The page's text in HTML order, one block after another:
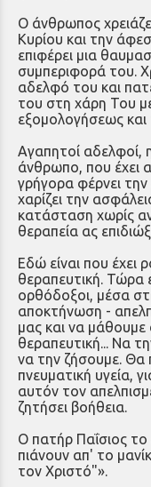
Ο άνθρωπος
Κυρίου και την
επιφέρει μια
συμπεριφορά του.
αδελφό του και
του στη χάρη Του
εξομολογήσεως και
Αγαπητοί αδελφοί,
άνθρωπο, που έχει
γρήγορα φέρνει
χαρίζει την
κατάσταση χωρίς
θεραπεία ας
Εδώ είναι που έχει
θεραπευτική. Τώρα
ορθόδοξοι, μέσα
αποκτήνωση -
μας και να
θεραπευτική... Να
να την ζήσουμε. Θα
πνευματική υγεία,
αυτόν τον
ζητήσει βοήθεια.
Ο πατήρ Παΐσιος
πιάνουν απ' το
τον Χριστό"».